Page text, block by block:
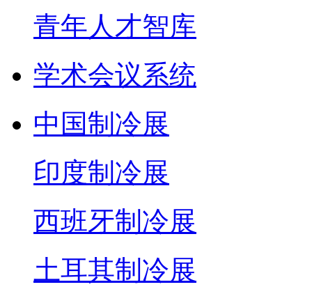
青年人才智库
学术会议系统
中国制冷展
印度制冷展
西班牙制冷展
土耳其制冷展